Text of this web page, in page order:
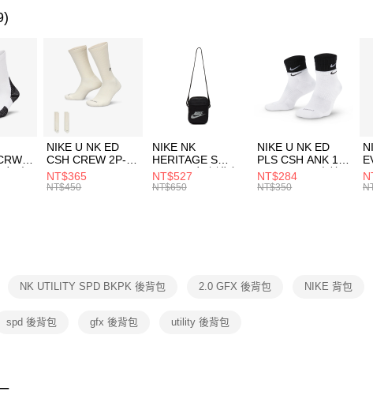
３．安心：先確認商品／
【「AFTEE先享後付」結
１．於結帳方式選擇「
付」結帳頁面，進行簡訊
２．訂單成立數日內，您
３．收到繳費通知簡訊後
／ATM／網路銀行／等多
※ 請注意：結帳手續完成
絡購買商品的店家。未經
先享後付繳納相關費用。
交易，需依本服務之必要
每筆NT$100，滿
每筆NT$100，滿
付款後門市自取
每筆NT$100，滿
中
NIKE U NK ED
CSH CREW 2P-
144 EMBRDY 男
女 短統襪
NT$365
NT$450
NIKE NK
HERITAGE S
SMIT 男女 側背包
BA5871010
NT$527
NT$650
NIKE U NK ED
PLS CSH ANK 1P
144 DBL 男 中統
襪 DH4058104
NT$284
NT$350
NK UTILITY SPD BKPK 後背包 2.0 GFX 後背包 NIKE 背包
spd 後背包 gfx 後背包 utility 後背包